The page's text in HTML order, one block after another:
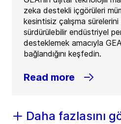
zeka destekli içgörüleri
kesintisiz çalışma
sürdürülebilir endüstriyel
desteklemek amacıyla GEA
bağlandığını keşfedin.
Read more
Daha fazlasını